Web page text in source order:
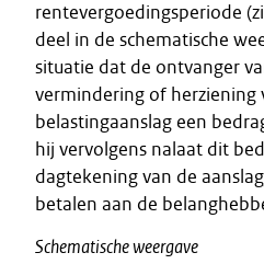
rentevergoedingsperiode
deel in de schematische
situatie dat de ontvanger
vermindering of herziening
belastingaanslag een
hij vervolgens nalaat dit
dagtekening van de
betalen aan de
Schematische weergave